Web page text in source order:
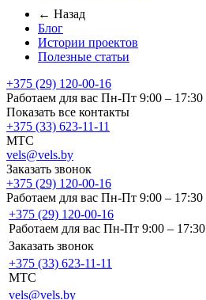
← Назад
Блог
Истории проектов
Полезные статьи
+375 (29) 120-00-16
Работаем для вас Пн-Пт 9:00 – 17:30
Показать все контакты
+375 (33) 623-11-11
MTC
vels@vels.by
Заказать звонок
+375 (29) 120-00-16
Работаем для вас Пн-Пт 9:00 – 17:30
+375 (29) 120-00-16
Работаем для вас Пн-Пт 9:00 – 17:30
Заказать звонок
+375 (33) 623-11-11
MTC
vels@vels.by